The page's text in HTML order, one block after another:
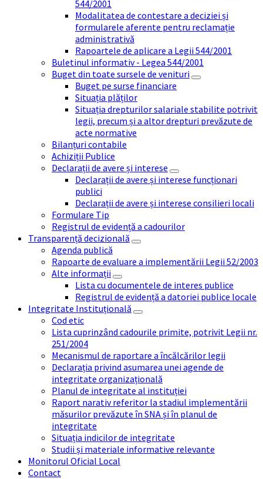
544/2001
Modalitatea de contestare a deciziei și
formularele aferente pentru reclamație
administrativă
Rapoartele de aplicare a Legii 544/2001
Buletinul informativ - Legea 544/2001
Buget din toate sursele de venituri
Buget pe surse financiare
Situația plăților
Situația drepturilor salariale stabilite potrivit
legii, precum și a altor drepturi prevăzute de
acte normative
Bilanțuri contabile
Achiziții Publice
Declarații de avere și interese
Declarații de avere și interese funcționari
publici
Declarații de avere și interese consilieri locali
Formulare Tip
Registrul de evidență a cadourilor
Transparență decizională
Agenda publică
Rapoarte de evaluare a implementării Legii 52/2003
Alte informații
Lista cu documentele de interes publice
Registrul de evidență a datoriei publice locale
Integritate Instituțională
Cod etic
Lista cuprinzând cadourile primite, potrivit Legii nr.
251/2004
Mecanismul de raportare a încălcărilor legii
Declarația privind asumarea unei agende de
integritate organizațională
Planul de integritate al instituției
Raport narativ referitor la stadiul implementării
măsurilor prevăzute în SNA și în planul de
integritate
Situația indicilor de integritate
Studii și materiale informative relevante
Monitorul Oficial Local
Contact